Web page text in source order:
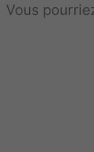
Vous